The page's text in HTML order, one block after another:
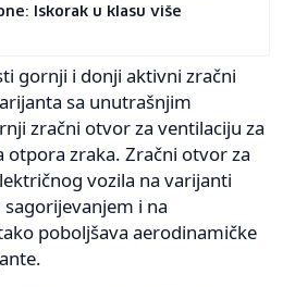
Iskorak u klasu više
gornji i donji aktivni zračni
sa unutrašnjim
zračni otvor za ventilaciju za
otpora zraka. Zračni otvor za
vozila na varijanti
i na
poboljšava aerodinamičke